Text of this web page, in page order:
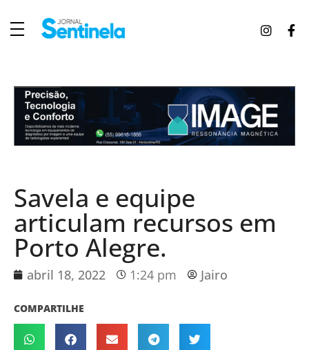
Savela e equipe
articulam recursos em
Porto Alegre.
abril 18, 2022 1:24 pm Jairo
COMPARTILHE